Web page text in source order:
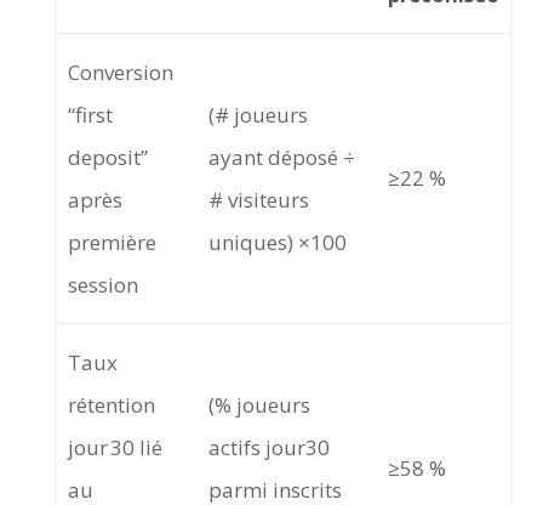
Conversion
“first
deposit”
après
première
session
(# joueurs
ayant déposé ÷
# visiteurs
uniques) ×100
≥22 %
Taux
rétention
jour 30 lié
au
(% joueurs
actifs jour30
parmi inscrits
≥58 %